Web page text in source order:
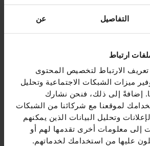
التفاصيل عن
ارتباط
الارتباط لتخصيص المحتوى
ميزات الشبكات الاجتماعية وتحليل
إضافةً إلى ذلك، فنحن نشارك
لموقعنا مع شركائنا من الشبكات
وتحليل البيانات الذين يمكنهم
إلى معلومات أخرى تقدمها لهم أو
عليها من استخدامك لخدماتهم.
روبيان جالفريزي
سهل
1
2
3